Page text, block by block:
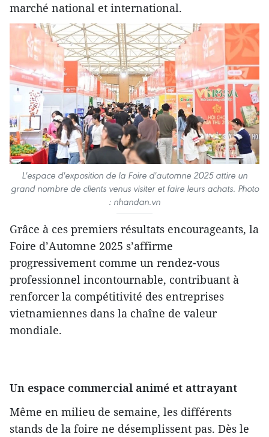
marché national et international.
L'espace d'exposition de la Foire d'automne 2025 attire un
grand nombre de clients venus visiter et faire leurs achats. Photo
: nhandan.vn
Grâce à ces premiers résultats encourageants, la
Foire d’Automne 2025 s’affirme
progressivement comme un rendez-vous
professionnel incontournable, contribuant à
renforcer la compétitivité des entreprises
vietnamiennes dans la chaîne de valeur
mondiale.
Un espace commercial animé et attrayant
Même en milieu de semaine, les différents
stands de la foire ne désemplissent pas. Dès le